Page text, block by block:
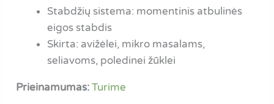
Stabdžių sistema: momentinis atbulinės
eigos stabdis
Skirta: avižėlei, mikro masalams,
seliavoms, poledinei žūklei
Prieinamumas:Turime